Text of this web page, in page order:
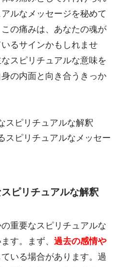
ルなメッセージを秘めて
の痛みは、あなたの魂が
るサインかもしれませ
スピリチュアルな意味を
の内面と向き合うきっか
スピリチュアルな解釈
スピリチュアルなメッセー
ピリチュアルな解釈
重要なスピリチュアルな
す。まず、 過去の感情や
いる場合があります。過